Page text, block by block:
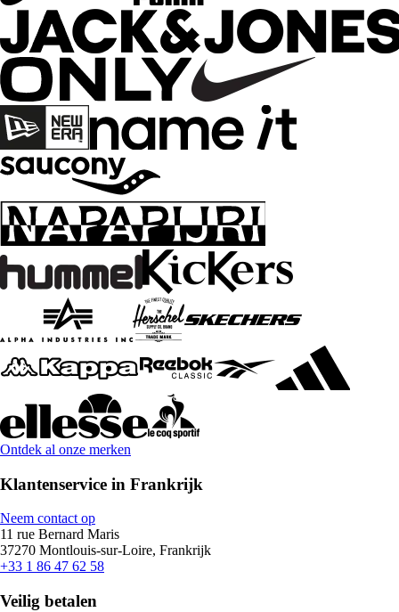
Ontdek al onze merken
Klantenservice in Frankrijk
Neem contact op
11 rue Bernard Maris
37270 Montlouis-sur-Loire, Frankrijk
+33 1 86 47 62 58
Veilig betalen